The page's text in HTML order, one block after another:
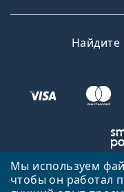
Мы используем
чтобы он работал
Найдите
Вернуться